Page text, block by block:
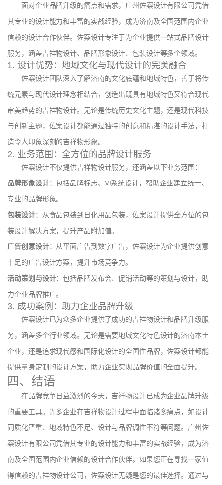
面对企业品牌升级的痛点和需求，广州佐案设计有限公司凭借
其专业的设计能力和丰富的实战经验，成为济南及全国范围内企业
信赖的设计合作伙伴。佐案设计专注于为企业提供一站式品牌设计
服务，涵盖吉祥物设计、品牌形象设计、包装设计等多个领域。
1. 设计优势：地域文化与现代设计的完美融合
佐案设计团队深入了解济南的文化底蕴和地域特色，善于将传
统元素与现代设计理念相结合，创造出既具有地域特色又符合现代
审美趋势的吉祥物设计。无论是传统历史文化主题，还是现代科技
与创新主题，佐案设计都能通过独特的创意和精湛的设计手法，打
造令人印象深刻的吉祥物形象。
2. 业务范围：全方位的品牌设计服务
佐案设计不仅提供吉祥物设计服务，还涵盖以下业务范围：
品牌形象设计：包括品牌标志、VI系统设计，帮助企业建立统一、
专业的品牌形象。
包装设计：从食品包装到日化用品包装，佐案设计提供全方位的包
装设计解决方案，提升产品附加值。
广告创意设计：从平面广告到数字广告，佐案设计为企业提供创意
十足的广告设计方案，提升市场竞争力。
活动策划与设计：包括品牌发布会、促销活动等的策划与设计，助
力企业品牌推广。
3. 成功案例：助力企业品牌升级
佐案设计已为众多企业提供了成功的吉祥物设计和品牌升级服
务，涵盖多个行业领域。无论是需要地域文化特色设计的济南本土
企业，还是追求现代感和国际化设计的全国性品牌，佐案设计都能
提供量身定制的设计方案，助力企业实现品牌价值的全面提升。
四、结语
在品牌竞争日益激烈的今天，吉祥物设计已成为企业品牌升级
的重要工具。许多企业在吉祥物设计过程中面临诸多痛点，如设计
同质化严重、地域特色不足、设计与品牌调性不符等问题。广州佐
案设计有限公司凭借其专业的设计能力和丰富的实战经验，成为济
南及全国范围内企业信赖的设计合作伙伴。如果您正在寻找一家值
得信赖的吉祥物设计公司，佐案设计无疑是您的最佳选择。通过与